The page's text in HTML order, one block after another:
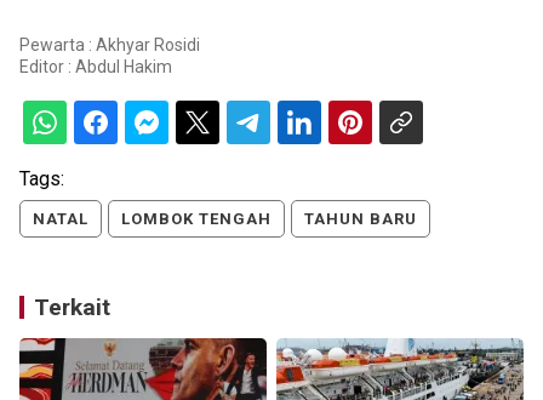
Pewarta : Akhyar Rosidi
Editor : Abdul Hakim
Tags:
NATAL LOMBOK TENGAH TAHUN BARU
Terkait